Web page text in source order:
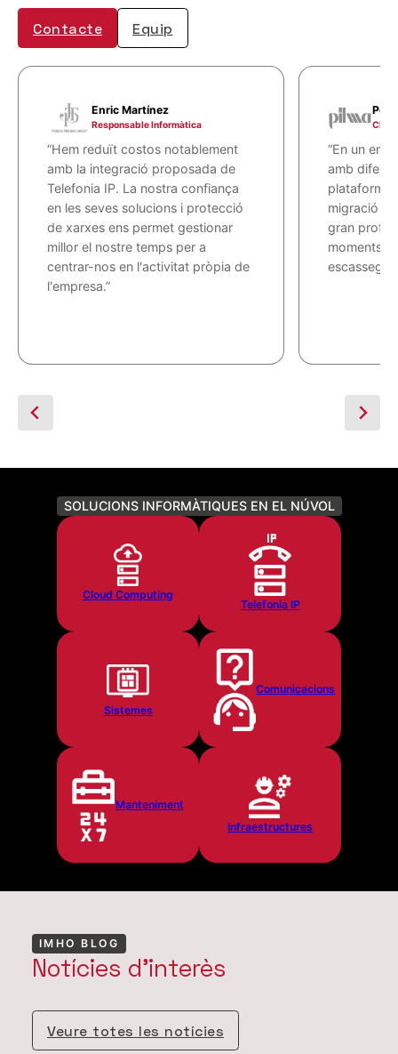
Contacte Equip
Enric Martínez
Responsable Informàtica
“Hem reduït costos notablement
amb la integració proposada de
Telefonia IP. La nostra confiança
en les seves solucions i protecció
de xarxes ens permet gestionar
millor el nostre temps per a
centrar-nos en l'activitat pròpia de
l'empresa.”
CIO
“En un
amb
migració a
gran
moments
SOLUCIONS INFORMÀTIQUES EN EL NÚVOL
Cloud Computing
Telefonia IP
Sistemes
Comunicacions
Manteniment
Infraestructures
IMHO BLOG
Notícies d'interès
Veure totes les notícies